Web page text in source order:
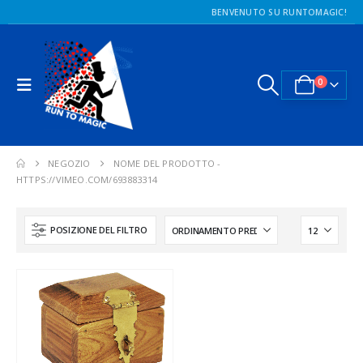
BENVENUTO SU RUNTOMAGIC!
0
NEGOZIO
NOME DEL PRODOTTO -
HTTPS://VIMEO.COM/693883314
POSIZIONE DEL FILTRO